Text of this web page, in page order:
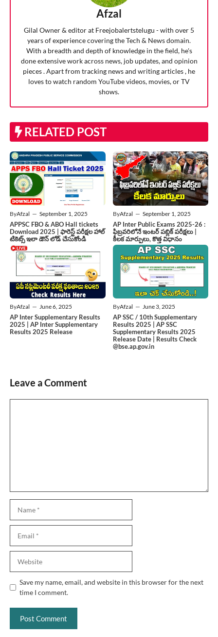
Afzal
Gilal Owner & editor at Freejobalertstelugu - with over 5
years of experience covering the Tech & News domain.
With a breadth and depth of knowledge in the field, he's
done extensive work across news, job updates, and opinion
pieces . Apart from tracking news and writing articles , he
loves to watch random YouTube videos, movies, or TV
shows.
RELATED POST
ByAfzal — September 1, 2025
APPSC FBO & ABO Hall tickets
Download 2025 | ఫారెస్ట్ పరీక్షల హాల్
టికెట్స్ ఇలా డౌన్ లోడ్ చేసుకోండి
ByAfzal — September 1, 2025
AP Inter Public Exams 2025-26 :
ఫిబ్రవరిలోనే ఇంటర్ పబ్లిక్ పరీక్షలు |
కీలక మార్పులు, కొత్త విధానం
ByAfzal — June 6, 2025
AP Inter Supplementary Results
2025 | AP Inter Supplementary
Results 2025 Release
ByAfzal — June 3, 2025
AP SSC / 10th Supplementary
Results 2025 | AP SSC
Supplementary Results 2025
Release Date | Results Check
@bse.ap.gov.in
Leave a Comment
Save my name, email, and website in this browser for the next
time I comment.